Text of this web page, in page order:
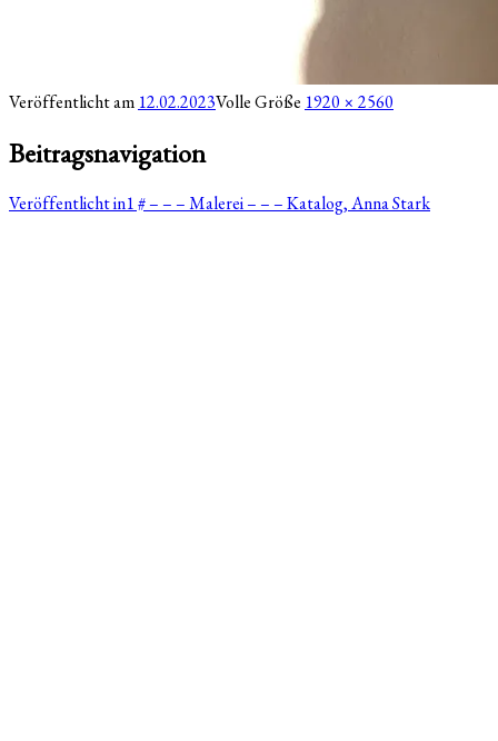
Veröffentlicht am 12.02.2023Volle Größe 1920 × 2560
Beitragsnavigation
Veröffentlicht in1 # – – – Malerei – – – Katalog, Anna Stark